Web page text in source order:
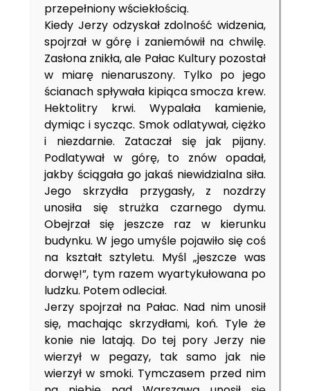
przepełniony wściekłością.
Kiedy Jerzy odzyskał zdolność widzenia,
spojrzał w górę i zaniemówił na chwilę.
Zasłona znikła, ale Pałac Kultury pozostał
w miarę nienaruszony. Tylko po jego
ścianach spływała kipiąca smocza krew.
Hektolitry krwi. Wypalała kamienie,
dymiąc i sycząc. Smok odlatywał, ciężko
i niezdarnie. Zataczał się jak pijany.
Podlatywał w górę, to znów opadał,
jakby ściągała go jakaś niewidzialna siła.
Jego skrzydła przygasły, z nozdrzy
unosiła się strużka czarnego dymu.
Obejrzał się jeszcze raz w kierunku
budynku. W jego umyśle pojawiło się coś
na kształt sztyletu. Myśl „jeszcze was
dorwę!”, tym razem wyartykułowana po
ludzku. Potem odleciał.
Jerzy spojrzał na Pałac. Nad nim unosił
się, machając skrzydłami, koń. Tyle że
konie nie latają. Do tej pory Jerzy nie
wierzył w pegazy, tak samo jak nie
wierzył w smoki. Tymczasem przed nim